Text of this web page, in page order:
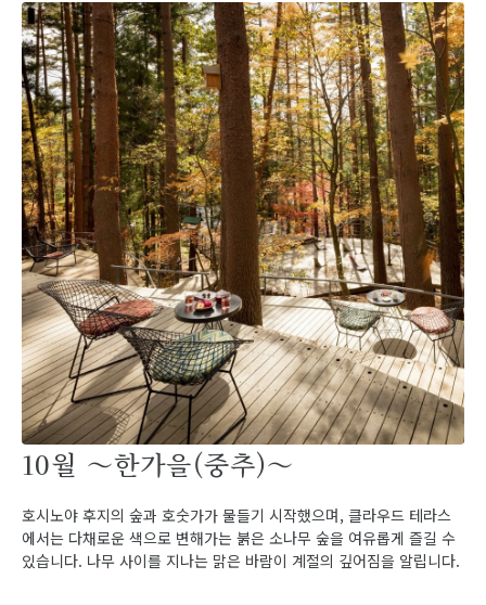
10월 ～한가을(중추)～
호시노야 후지의 숲과 호숫가가 물들기 시작했으며, 클라우드 테라스
에서는 다채로운 색으로 변해가는 붉은 소나무 숲을 여유롭게 즐길 수
있습니다. 나무 사이를 지나는 맑은 바람이 계절의 깊어짐을 알립니다.